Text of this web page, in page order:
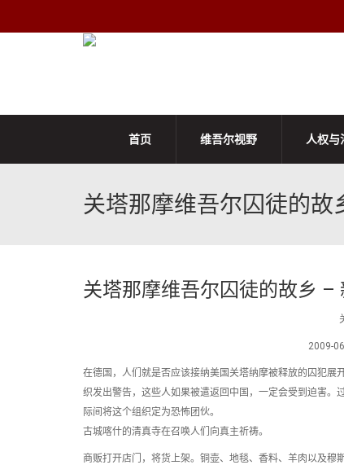
首页 维吾尔视野 人权与
关塔那摩维吾尔囚徒的故
关塔那摩维吾尔囚徒的故乡 –
2009-
在德国，人们就是否应该接纳美国关塔纳摩被释放的囚犯展
织发出警告，这些人如果被遣返回中国，一定会受到迫害。
际间将这个组织定为恐怖团伙。
古城喀什的清真寺在召唤人们向真主祈祷。
商贩打开店门，将货上架。铜壶、地毯、香料、羊肉以及